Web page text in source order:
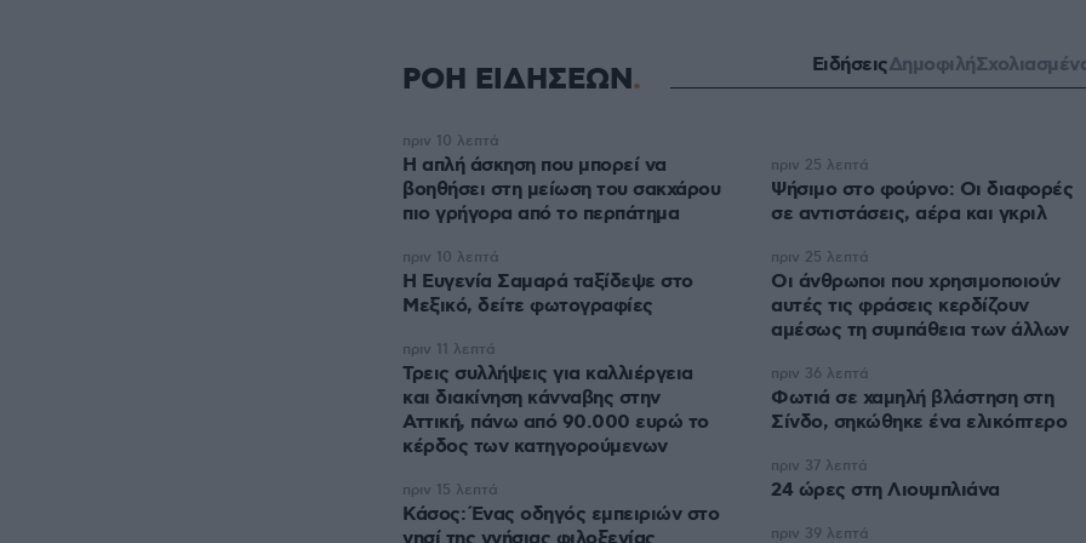
ΡΟΗ ΕΙΔΗΣΕΩΝ ΕιδήσειςΔημοφιλή
Η απλή άσκηση που μπορεί να
βοηθήσει στη μείωση του σακχάρου
πιο γρήγορα από το περπάτημα
πριν 10 λεπτά
Η Ευγενία Σαμαρά ταξίδεψε στο
Μεξικό, δείτε φωτογραφίες
πριν 10 λεπτά
Τρεις συλλήψεις για καλλιέργεια
και διακίνηση κάνναβης στην
Αττική, πάνω από 90.000 ευρώ το
κέρδος των κατηγορούμενων
πριν 11 λεπτά
Κάσος: Ένας οδηγός εμπειριών στο
πριν 15 λεπτά
Ψήσιμο στο φούρνο: Οι διαφορές
σε αντιστάσεις, αέρα και γκριλ
πριν 25 λεπτά
Οι άνθρωποι που χρησιμοποιούν
αυτές τις φράσεις κερδίζουν
αμέσως τη συμπάθεια των άλλων
πριν 25 λεπτά
Φωτιά σε χαμηλή βλάστηση στη
Σίνδο, σηκώθηκε ένα ελικόπτερο
πριν 36 λεπτά
24 ώρες στη Λιουμπλιάνα
πριν 37 λεπτά
πριν 39 λεπτά